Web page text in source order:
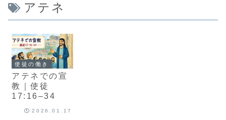
アテネ
使徒の働き
アテネでの宣
教｜使徒
17:16–34
2026.01.17